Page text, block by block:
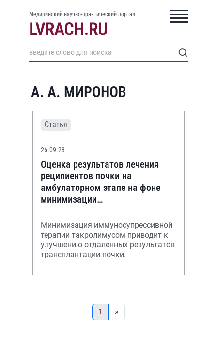
Медицинский научно-практический портал
А. А. МИРОНОВ
Статья
26.09.23
Оценка результатов лечения
реципиентов почки на
амбулаторном этапе на фоне
минимизации
Минимизация иммуносупрессивной
терапии такролимусом приводит к
улучшению отдаленных результатов
трансплантации почки.
1 »